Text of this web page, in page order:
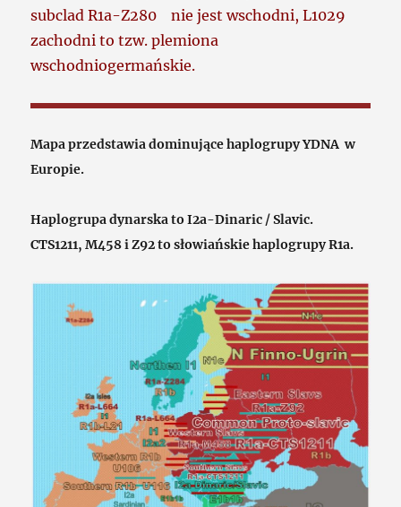
subclad R1a-Z280 nie jest wschodni, L1029
zachodni to tzw. plemiona
wschodniogermańskie.
Mapa przedstawia dominujące haplogrupy YDNA w
Europie.
Haplogrupa dynarska to I2a-Dinaric / Slavic.
CTS1211, M458 i Z92 to słowiańskie haplogrupy R1a.